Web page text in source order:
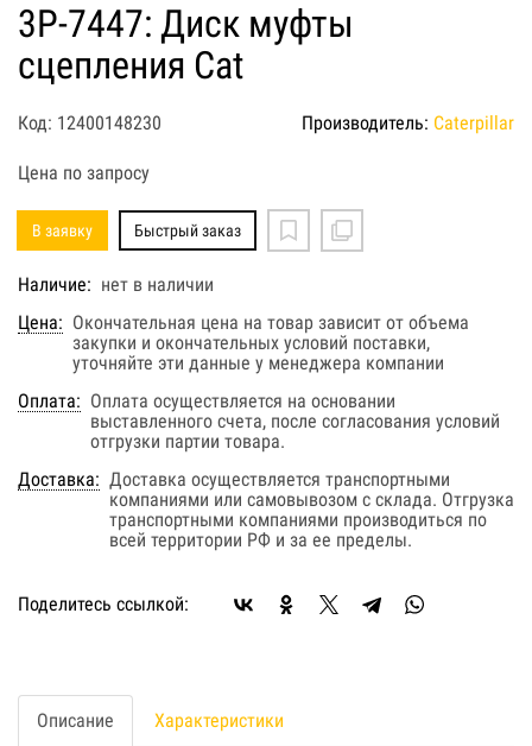
3P-7447: Диск муфты
сцепления Cat
Код: 12400148230 Производитель: Caterpillar
Цена по запросу
В заявку Быстрый заказ
Наличие: нет в наличии
Цена: Окончательная цена на товар зависит от объема
закупки и окончательных условий поставки,
уточняйте эти данные у менеджера компании
Оплата: Оплата осуществляется на основании
выставленного счета, после согласования условий
отгрузки партии товара.
Доставка: Доставка осуществляется транспортными
компаниями или самовывозом с склада. Отгрузка
транспортными компаниями производиться по
всей территории РФ и за ее пределы.
Поделитесь ссылкой:
Описание Характеристики